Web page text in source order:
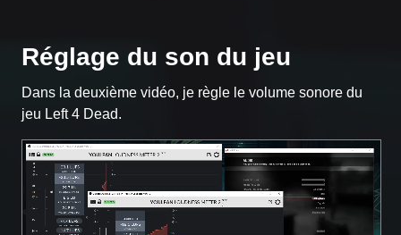
Réglage du son du jeu
Dans la deuxième vidéo, je règle le volume sonore du
jeu Left 4 Dead.